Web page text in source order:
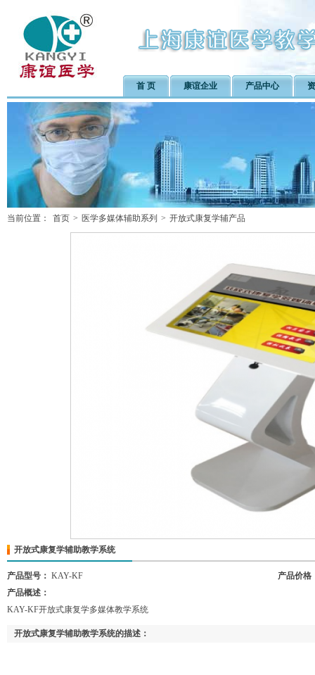
首 页 康谊企业 产品中心
当前位置： 首页 > 医学多媒体辅助系列 > 开放式康复学辅产品
开放式康复学辅助教学系统
产品型号： KAY-KF
产品价格
产品概述：
KAY-KF开放式康复学多媒体教学系统
开放式康复学辅助教学系统的描述：